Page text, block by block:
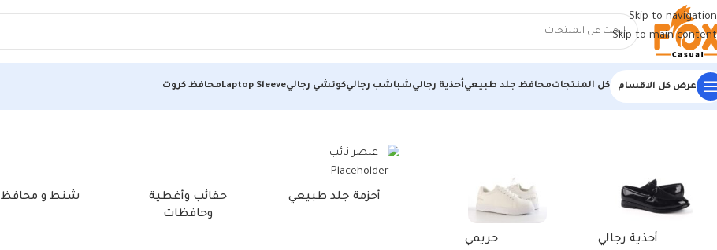
Skip to navigation
Skip to main content
عرض كل الاقسام كل المنتجاتمحافظ جلد طبيعيأحذية رجاليشباشب رجاليكوتشي رجاليLaptop Sleeveمحافظ كروت
الرئيسية/منتجات تحت الوسم “أحذية رجالية متنوعة الألوان”
أحذية رجالي حريمي
أحزمة جلد طبيعي
حقائب وأغطية
وحافظات
شنط و محافظ